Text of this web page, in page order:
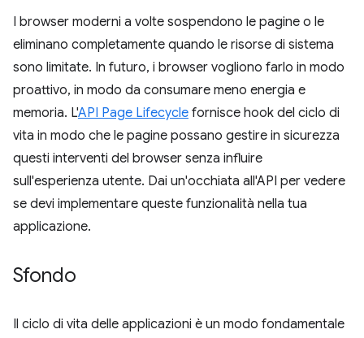
I browser moderni a volte sospendono le pagine o le
eliminano completamente quando le risorse di sistema
sono limitate. In futuro, i browser vogliono farlo in modo
proattivo, in modo da consumare meno energia e
memoria. L'API Page Lifecycle fornisce hook del ciclo di
vita in modo che le pagine possano gestire in sicurezza
questi interventi del browser senza influire
sull'esperienza utente. Dai un'occhiata all'API per vedere
se devi implementare queste funzionalità nella tua
applicazione.
Sfondo
Il ciclo di vita delle applicazioni è un modo fondamentale